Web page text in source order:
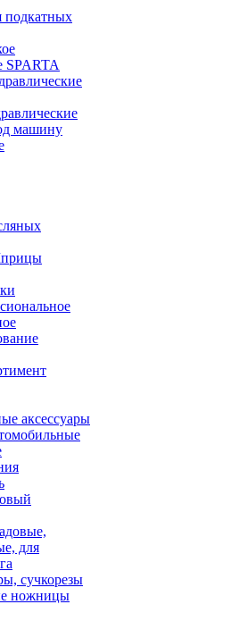
подкатных
SPARTA
машину
аксессуары
для
сучкорезы
ножницы